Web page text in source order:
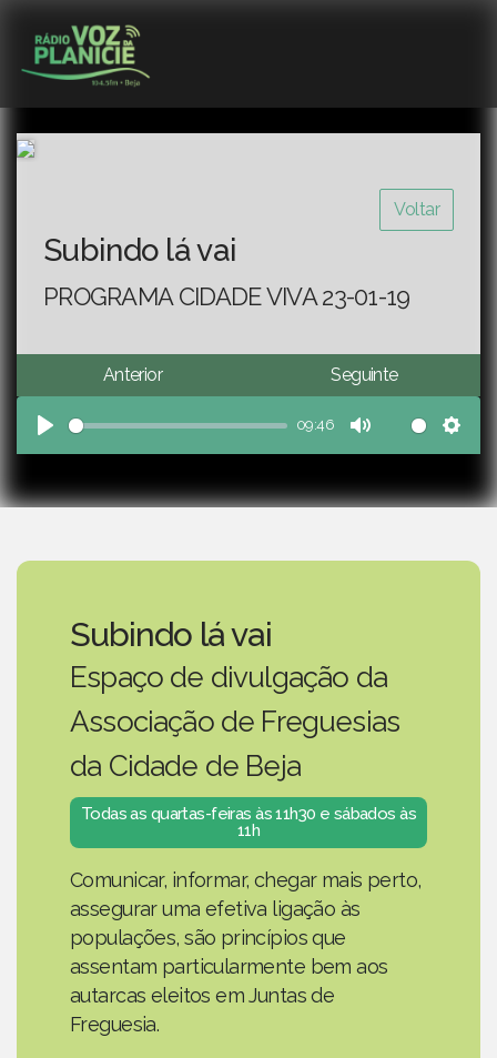
Voltar
Subindo lá vai
PROGRAMA CIDADE VIVA 23-01-19
Anterior Seguinte
Play
09:46
Mute
Subindo lá vai
Espaço de divulgação da
Associação de Freguesias
da Cidade de Beja
Todas as quartas-feiras às 11h30 e sábados às
11h
Comunicar, informar, chegar mais perto,
assegurar uma efetiva ligação às
populações, são princípios que
assentam particularmente bem aos
autarcas eleitos em Juntas de
Freguesia.